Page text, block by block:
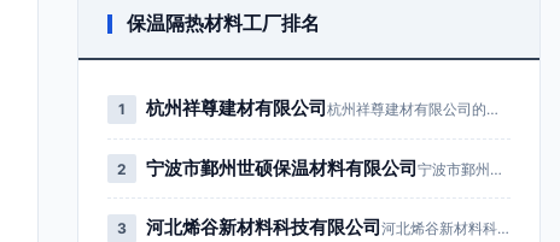
保温隔热材料工厂排名
1 杭州祥尊建材有限公司 杭州祥尊建材有限公司的主营业务为…
2 宁波市鄞州世硕保温材料有限公司 宁波市鄞州世硕保温材料有限公司成…
3 河北烯谷新材料科技有限公司 河北烯谷新材料科技有限公司成立于…